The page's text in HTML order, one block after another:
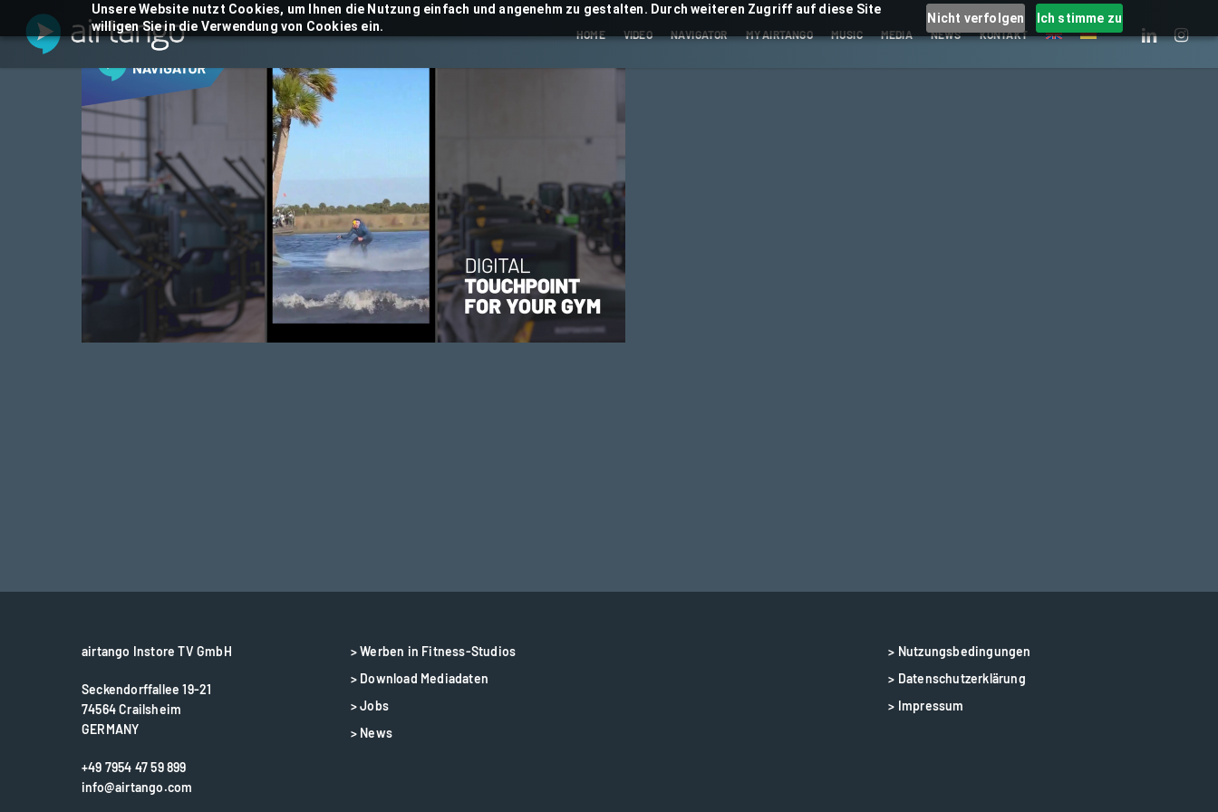
Unsere Website nutzt Cookies, um Ihnen die Nutzung einfach und angenehm zu gestalten. Durch weiteren Zugriff auf diese Site
willigen Sie in die Verwendung von Cookies ein.
Nicht verfolgen Ich stimme zu
content
HOME VIDEO NAVIGATOR MY AIRTANGO MUSIC MEDIA NEWS KONTAKT LINKEDIN
airtango Instore TV GmbH
Seckendorffallee 19-21
74564 Crailsheim
GERMANY
+49 7954 47 59 899
info@airtango.com
> Werben in Fitness-Studios
> Download Mediadaten
> Jobs
> News
> Nutzungsbedingungen
> Datenschutzerklärung
> Impressum